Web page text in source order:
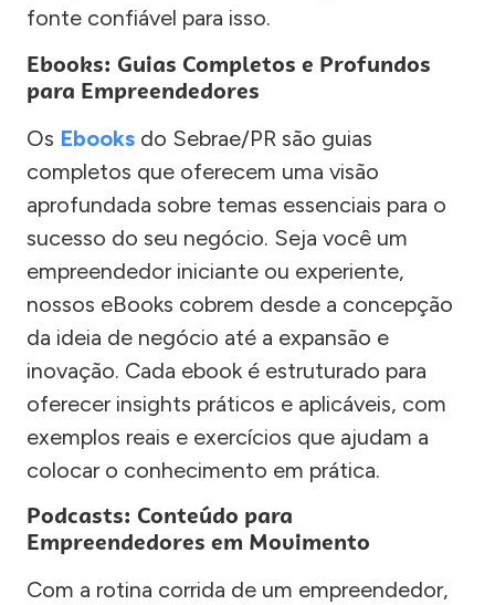
fonte confiável para isso.
Ebooks: Guias Completos e Profundos
para Empreendedores
Os Ebooks do Sebrae/PR são guias
completos que oferecem uma visão
aprofundada sobre temas essenciais para o
sucesso do seu negócio. Seja você um
empreendedor iniciante ou experiente,
nossos eBooks cobrem desde a concepção
da ideia de negócio até a expansão e
inovação. Cada ebook é estruturado para
oferecer insights práticos e aplicáveis, com
exemplos reais e exercícios que ajudam a
colocar o conhecimento em prática.
Podcasts: Conteúdo para
Empreendedores em Movimento
Com a rotina corrida de um empreendedor,